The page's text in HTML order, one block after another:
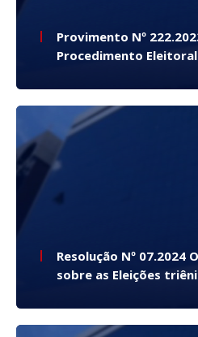
Provimento Nº
Procedimento Eleitoral
Resolução Nº 07.2024
sobre as Eleições